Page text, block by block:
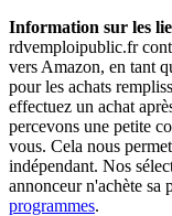
Information sur les
rdvemploipublic.fr
vers Amazon, en tant
pour les achats
effectuez un achat
percevons une petite
vous. Cela nous
indépendant. Nos
annonceur n'achète sa
programmes.